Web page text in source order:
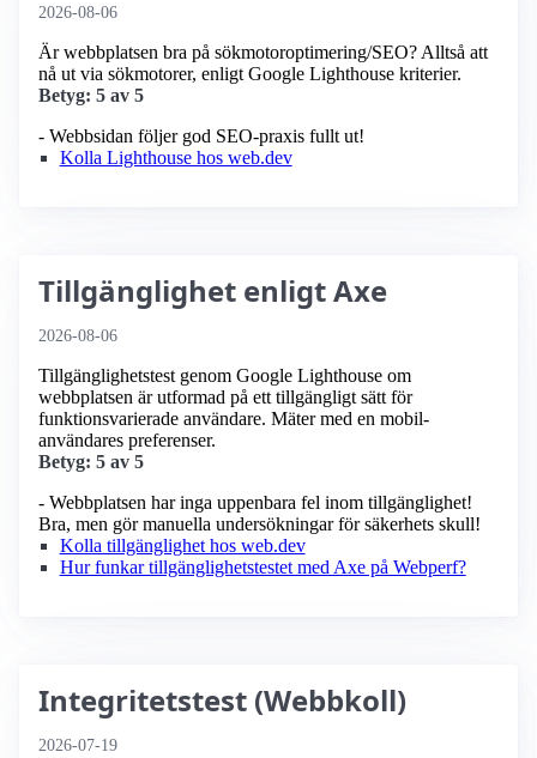
2026-08-06
Är webbplatsen bra på sökmotoroptimering/SEO? Alltså att
nå ut via sökmotorer, enligt Google Lighthouse kriterier.
Betyg: 5 av 5
- Webbsidan följer god SEO-praxis fullt ut!
Kolla Lighthouse hos web.dev
Tillgänglighet enligt Axe
2026-08-06
Tillgänglighetstest genom Google Lighthouse om
webbplatsen är utformad på ett tillgängligt sätt för
funktionsvarierade användare. Mäter med en mobil­
användares preferenser.
Betyg: 5 av 5
- Webbplatsen har inga uppenbara fel inom tillgänglighet!
Bra, men gör manuella undersökningar för säkerhets skull!
Kolla tillgänglighet hos web.dev
Hur funkar tillgänglighetstestet med Axe på Webperf?
Integritetstest (Webbkoll)
2026-07-19